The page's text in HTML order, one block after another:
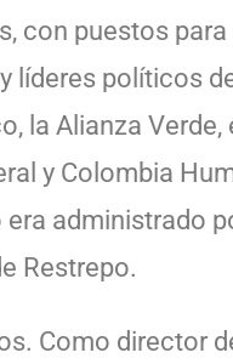
con puestos para
líderes políticos
la Alianza Verde,
y Colombia
administrado
Restrepo.
Como director